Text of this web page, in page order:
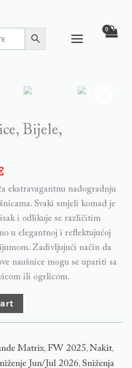
Bijele,
ekstravagantnu nadogradnju
Svaki smjeli komad je
i odlikuje se različitim
u elegantnoj i reflektujućoj
Zadivljujući način da
naušnice mogu se upariti sa
ili ogrlicom.
Matrix, FW 2025, Nakit,
Jun/Jul 2026, Sniženja